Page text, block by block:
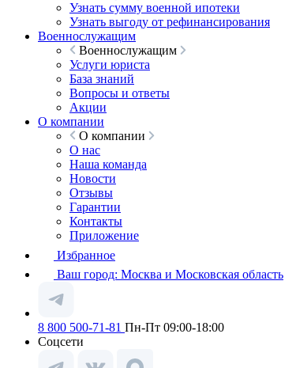
Узнать сумму военной ипотеки
Узнать выгоду от рефинансирования
Военнослужащим
Военнослужащим
Услуги юриста
База знаний
Вопросы и ответы
Акции
О компании
О компании
О нас
Наша команда
Новости
Отзывы
Гарантии
Контакты
Приложение
Избранное
Ваш город: Москва и Московская область
8 800 500-71-81 Пн-Пт 09:00-18:00
Соцсети